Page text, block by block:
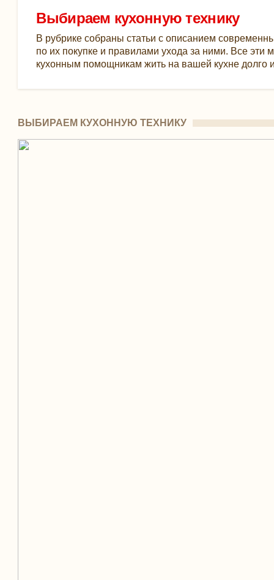
Выбираем кухонную технику
В рубрике собраны статьи с описанием
по их покупке и правилами ухода за ними. Все
кухонным помощникам жить на вашей кухне долго
ВЫБИРАЕМ КУХОННУЮ ТЕХНИКУ